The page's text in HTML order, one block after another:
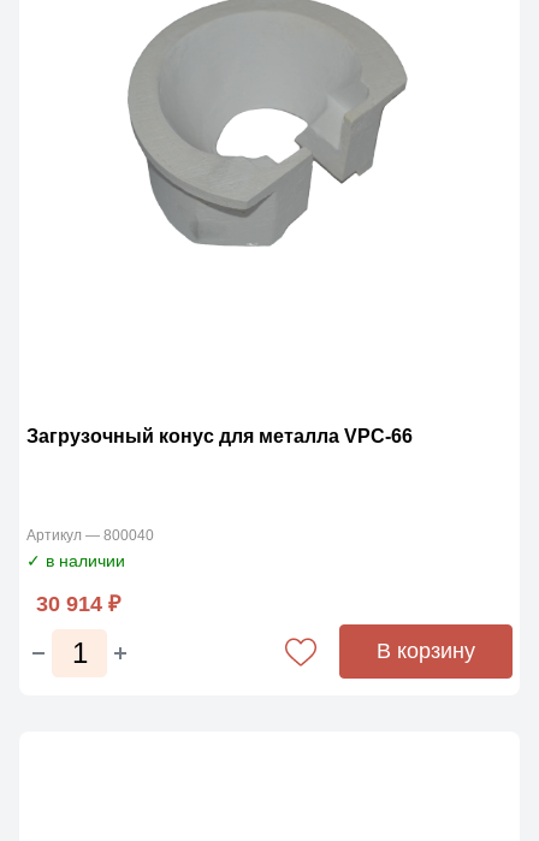
Загрузочный конус для металла VPC-66
Артикул — 800040
✓ в наличии
30 914 ₽
В корзину